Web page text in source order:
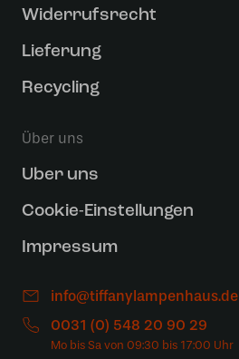
Widerrufsrecht
Lieferung
Recycling
Über uns
Uber uns
Cookie-Einstellungen
Impressum
info@tiffanylampenhaus.de
0031 (0) 548 20 90 29